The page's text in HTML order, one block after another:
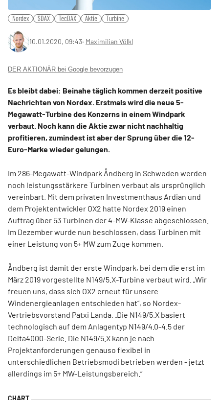
Nordex SDAX TecDAX Aktie Turbine
10.01.2020, 09:43‧ Maximilian Völkl
DER AKTIONÄR bei Google bevorzugen
Es bleibt dabei: Beinahe täglich kommen derzeit positive
Nachrichten von Nordex. Erstmals wird die neue 5-
Megawatt-Turbine des Konzerns in einem Windpark
verbaut. Noch kann die Aktie zwar nicht nachhaltig
profitieren, zumindest ist aber der Sprung über die 12-
Euro-Marke wieder gelungen.
Im 286-Megawatt-Windpark Åndberg in Schweden werden
noch leistungsstärkere Turbinen verbaut als ursprünglich
vereinbart. Mit dem privaten Investmenthaus Ardian und
dem Projektentwickler OX2 hatte Nordex 2019 einen
Auftrag über 53 Turbinen der 4-MW-Klasse abgeschlossen.
Im Dezember wurde nun beschlossen, dass Turbinen mit
einer Leistung von 5+ MW zum Zuge kommen.
Åndberg ist damit der erste Windpark, bei dem die erst im
März 2019 vorgestellte N149/5.X-Turbine verbaut wird. „Wir
freuen uns, dass sich OX2 erneut für unsere
Windenergieanlagen entschieden hat“, so Nordex-
Vertriebsvorstand Patxi Landa. „Die N149/5.X basiert
technologisch auf dem Anlagentyp N149/4.0-4.5 der
Delta4000-Serie. Die N149/5.X kann je nach
Projektanforderungen genauso flexibel in
unterschiedlichen Betriebsmodi betrieben werden - jetzt
allerdings im 5+ MW-Leistungsbereich.“